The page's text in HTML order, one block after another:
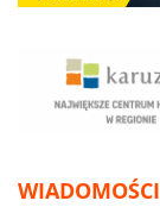
WIADOMOŚCI